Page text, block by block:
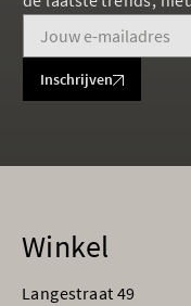
Inschrijven
Winkel
Langestraat 49